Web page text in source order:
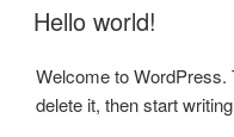
AM
Hello world!
Welcome to
delete it, then start